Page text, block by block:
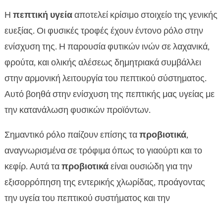
Η πεπτική υγείααποτελεί κρίσιμο στοιχείο της γενικής
ευεξίας. Οι φυσικές τροφές έχουν έντονο ρόλο στην
ενίσχυση της. Η παρουσία φυτικών ινών σε λαχανικά,
φρούτα, και ολικής αλέσεως δημητριακά συμβάλλει
στην αρμονική λειτουργία του πεπτικού σύστηματος.
Αυτό βοηθά στην ενίσχυση της πεπτικής μας υγείας με
την κατανάλωση φυσικών προϊόντων.
Σημαντικό ρόλο παίζουν επίσης ταπροβιοτικά,
αναγνωρισμένα σε τρόφιμα όπως το γιαούρτι και το
κεφίρ. Αυτά ταπροβιοτικάείναι ουσιώδη για την
εξισορρόπηση της εντερικής χλωρίδας, προάγοντας
την υγεία του πεπτικού συστήματος και την